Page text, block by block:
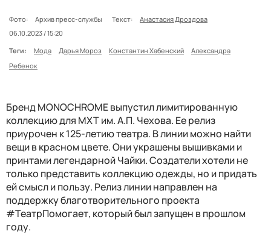
Фото: Архив пресс-службы Текст:
Анастасия Дроздова
06.10.2023 / 15:20
Теги:
Мода Дарья Мороз Константин Хабенский
Александра
Ребенок
Бренд MONOCHROME выпустил лимитированную
коллекцию для МХТ им. А.П. Чехова. Ее релиз
приурочен к 125-летию театра. В линии можно найти
вещи в красном цвете. Они украшены вышивками и
принтами легендарной Чайки. Создатели хотели не
только представить коллекцию одежды, но и придать
ей смысл и пользу. Релиз линии направлен на
поддержку благотворительного проекта
#ТеатрПомогает, который был запущен в прошлом
году.